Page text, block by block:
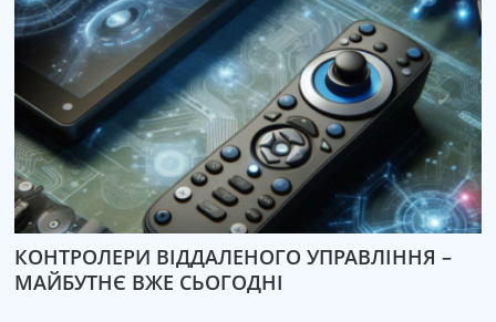
КОНТРОЛЕРИ ВІДДАЛЕНОГО УПРАВЛІННЯ –
МАЙБУТНЄ ВЖЕ СЬОГОДНІ